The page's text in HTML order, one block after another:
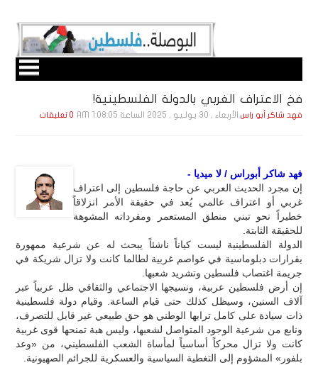
فخ الاعتراف الغربي بالدولة الفلسطينية!
فهد شاكر أبو راس الأربعاء , 30 يـولـيـو , 2025 الساعة 1:08:05 AM 0 تعليقات
فهد شاكر أبوراس / لا ميديا -
إن مجرد الحديث العربي عن حاجة فلسطين إلى اعتراف
غربي أو اعتراف عالمي يُعد في حقيقة الأمر انزلاقاً
خطيراً نحو تبني منطق المستعمر ومفرداته المشوهة
للحقيقة الثابتة.
الدولة الفلسطينية ليست كياناً ناشئاً يبحث له عن شرعية ممهورة
بقرارات دبلوماسية في عواصم غربية لطالما كانت ولا تزال شريكة في
جريمة اغتصاب فلسطين وتشريد شعبها.
إن أرض فلسطين عربية، ونسيجها الاجتماعي والثقافي ظل عربياً عبر
آلاف السنين، وسيظل كذلك حتى قيام الساعة. وقيام دولة فلسطينية
ذات سيادة على كامل ترابها الوطني هو حق طبيعي غير قابل للتصرف،
ونابع من شرعية الوجود المتواصل لشعبها، وليس هبة تمنحها قوى غربية
كانت ولا تزال محركاً أساسياً لمأساة الشعب الفلسطيني، من «وعد
بلفور» المشؤوم إلى التغطية السياسية والعسكرية للجرائم الصهيونية.